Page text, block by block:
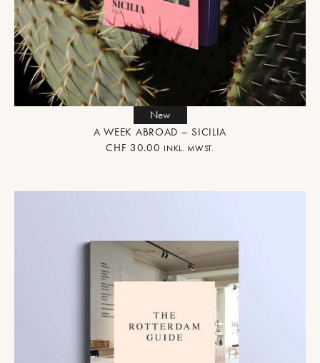
New
A WEEK ABROAD – SICILIA
CHF 30.00 INKL. MWST.